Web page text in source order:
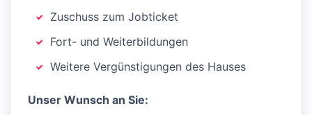
Zuschuss zum Jobticket
Fort- und Weiterbildungen
Weitere Vergünstigungen des Hauses
Unser Wunsch an Sie: